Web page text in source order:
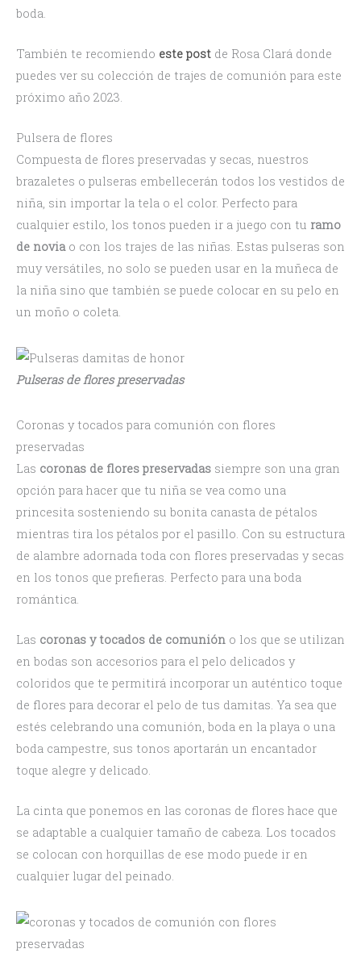
boda.
También te recomiendo este post de Rosa Clará donde
puedes ver su colección de trajes de comunión para este
próximo año 2023.
Pulsera de flores
Compuesta de flores preservadas y secas, nuestros
brazaletes o pulseras embellecerán todos los vestidos de
niña, sin importar la tela o el color. Perfecto para
cualquier estilo, los tonos pueden ir a juego con tu ramo
de noviao con los trajes de las niñas. Estas pulseras son
muy versátiles, no solo se pueden usar en la muñeca de
la niña sino que también se puede colocar en su pelo en
un moño o coleta.
Pulseras de flores preservadas
Coronas y tocados para comunión con flores
preservadas
Las coronas de flores preservadas siempre son una gran
opción para hacer que tu niña se vea como una
princesita sosteniendo su bonita canasta de pétalos
mientras tira los pétalos por el pasillo. Con su estructura
de alambre adornada toda con flores preservadas y secas
en los tonos que prefieras. Perfecto para una boda
romántica.
Las coronas y tocados de comunión o los que se utilizan
en bodas son accesorios para el pelo delicados y
coloridos que te permitirá incorporar un auténtico toque
de flores para decorar el pelo de tus damitas. Ya sea que
estés celebrando una comunión, boda en la playa o una
boda campestre, sus tonos aportarán un encantador
toque alegre y delicado.
La cinta que ponemos en las coronas de flores hace que
se adaptable a cualquier tamaño de cabeza. Los tocados
se colocan con horquillas de ese modo puede ir en
cualquier lugar del peinado.